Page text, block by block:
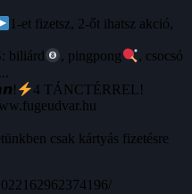
1-et fizetsz, 2-őt ihatsz akció,
biliárd
, pingpong
, csocsó
4 TÁNCTÉRREL!
csak kártyás fizetésre